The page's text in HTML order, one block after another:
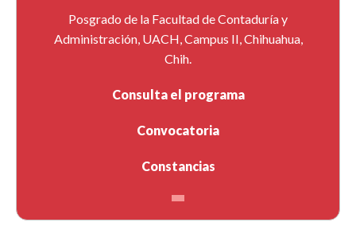
Posgrado de la Facultad de Contaduría y
Administración, UACH, Campus II, Chihuahua,
Chih.
Consulta el programa
Convocatoria
Constancias